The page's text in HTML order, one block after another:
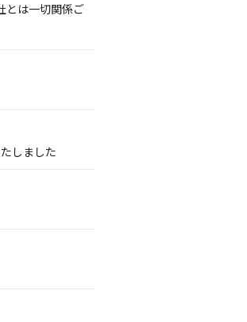
は一切関係ご
しました